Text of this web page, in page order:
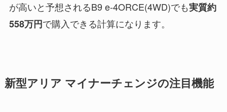
が高いと予想されるB9 e-4ORCE(4WD)でも実質約
558万円で購入できる計算になります。
新型アリア マイナーチェンジの注目機能